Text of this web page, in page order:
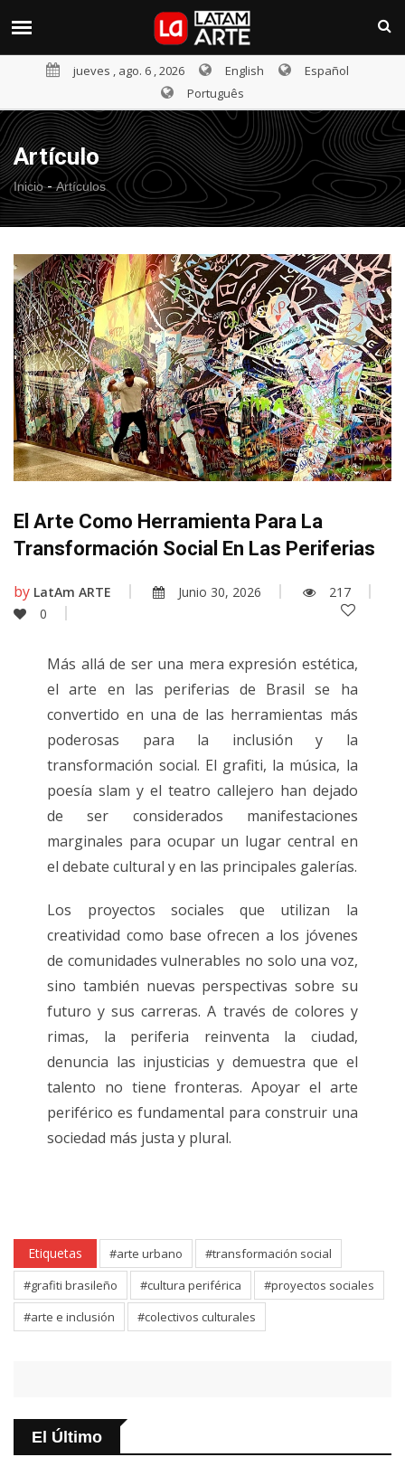
jueves , ago. 6 , 2026 English
Español
Português
Artículo
Inicio- Artículos
El Arte Como Herramienta Para La
Transformación Social En Las Periferias
by LatAm ARTE Junio 30, 2026
217
0
Más allá de ser una mera expresión estética,
el arte en las periferias de Brasil se ha
convertido en una de las herramientas más
poderosas para la inclusión y la
transformación social. El grafiti, la música, la
poesía slam y el teatro callejero han dejado
de ser considerados manifestaciones
marginales para ocupar un lugar central en
el debate cultural y en las principales galerías.
Los proyectos sociales que utilizan la
creatividad como base ofrecen a los jóvenes
de comunidades vulnerables no solo una voz,
sino también nuevas perspectivas sobre su
futuro y sus carreras. A través de colores y
rimas, la periferia reinventa la ciudad,
denuncia las injusticias y demuestra que el
talento no tiene fronteras. Apoyar el arte
periférico es fundamental para construir una
sociedad más justa y plural.
Etiquetas #arte urbano
#transformación social
#grafiti brasileño
#cultura periférica
#proyectos sociales
#arte e inclusión
#colectivos culturales
El Último